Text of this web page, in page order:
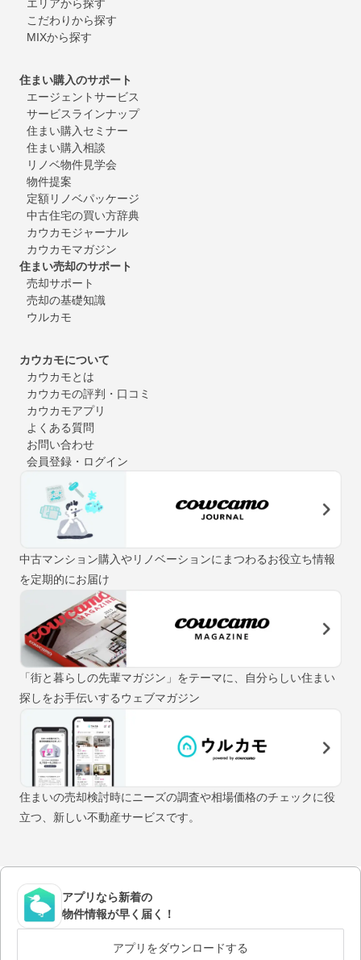
エリアから探す
こだわりから探す
MIXから探す
住まい購入のサポート
エージェントサービス
サービスラインナップ
住まい購入セミナー
住まい購入相談
リノベ物件見学会
物件提案
定額リノベパッケージ
中古住宅の買い方辞典
カウカモジャーナル
カウカモマガジン
住まい売却のサポート
売却サポート
売却の基礎知識
ウルカモ
カウカモについて
カウカモとは
カウカモの評判・口コミ
カウカモアプリ
よくある質問
お問い合わせ
会員登録・ログイン
中古マンション購入やリノベーションにまつわるお役立ち情報
を定期的にお届け
「街と暮らしの先輩マガジン」をテーマに、自分らしい住まい
探しをお手伝いするウェブマガジン
住まいの売却検討時にニーズの調査や相場価格のチェックに役
立つ、新しい不動産サービスです。
アプリなら新着の
物件情報が早く届く！
アプリをダウンロードする